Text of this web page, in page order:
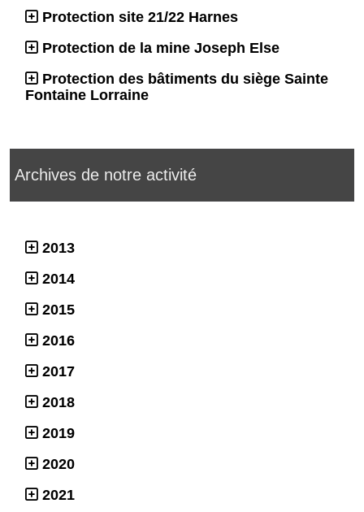
Protection site 21/22 Harnes
Protection de la mine Joseph Else
Protection des bâtiments du siège Sainte
Fontaine Lorraine
Archives de notre activité
2013
2014
2015
2016
2017
2018
2019
2020
2021